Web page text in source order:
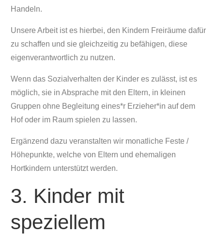
Handeln.
Unsere Arbeit ist es hierbei, den Kindern Freiräume dafür
zu schaffen und sie gleichzeitig zu befähigen, diese
eigenverantwortlich zu nutzen.
Wenn das Sozialverhalten der Kinder es zulässt, ist es
möglich, sie in Absprache mit den Eltern, in kleinen
Gruppen ohne Begleitung eines*r Erzieher*in auf dem
Hof oder im Raum spielen zu lassen.
Ergänzend dazu veranstalten wir monatliche Feste /
Höhepunkte, welche von Eltern und ehemaligen
Hortkindern unterstützt werden.
3. Kinder mit
speziellem